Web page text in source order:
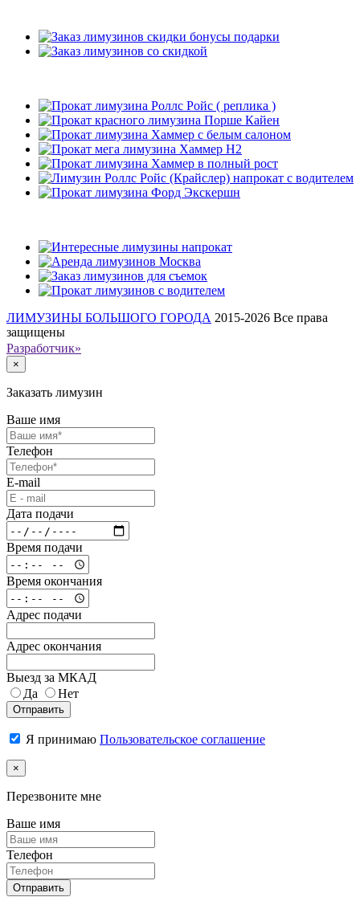
ЛИМУЗИНЫ БОЛЬШОГО ГОРОДА 2015-2026 Все права
защищены
Разработчик»
×
Заказать лимузин
Ваше имя
Телефон
E-mail
Дата подачи
Время подачи
Время окончания
Адрес подачи
Адрес окончания
Выезд за МКАД
Да
Нет
Отправить
Я принимаю Пользовательское соглашение
×
Перезвоните мне
Ваше имя
Телефон
Отправить